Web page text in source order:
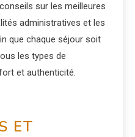
sur les meilleures
administratives et les
que chaque séjour soit
les types de
et authenticité.
ET